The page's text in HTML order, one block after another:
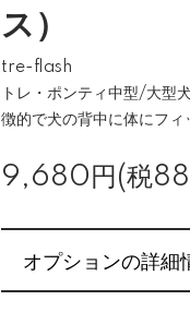
ス）
tre-flash
トレ・ポンティ中型/大型
徴的で犬の背中に体にフ
9,680円(税
オプションの詳細